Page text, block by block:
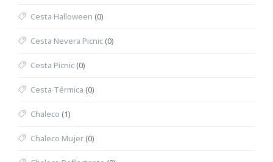
Cesta Halloween (0)
Cesta Nevera Picnic(0)
Cesta Picnic(0)
Cesta Térmica (0)
Chaleco (1)
Chaleco Mujer(0)